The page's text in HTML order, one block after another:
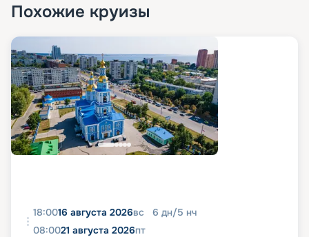
Похожие круизы
18:0016 августа 2026вс 6 дн/5 нч
08:0021 августа 2026пт